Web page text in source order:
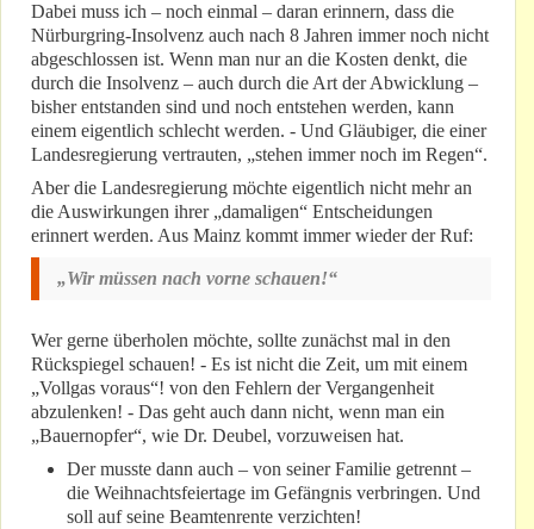
Dabei muss ich – noch einmal – daran erinnern, dass die
Nürburgring-Insolvenz auch nach 8 Jahren immer noch nicht
abgeschlossen ist. Wenn man nur an die Kosten denkt, die
durch die Insolvenz – auch durch die Art der Abwicklung –
bisher entstanden sind und noch entstehen werden, kann
einem eigentlich schlecht werden. - Und Gläubiger, die einer
Landesregierung vertrauten, „stehen immer noch im Regen“.
Aber die Landesregierung möchte eigentlich nicht mehr an
die Auswirkungen ihrer „damaligen“ Entscheidungen
erinnert werden. Aus Mainz kommt immer wieder der Ruf:
„Wir müssen nach vorne schauen!“
Wer gerne überholen möchte, sollte zunächst mal in den
Rückspiegel schauen! - Es ist nicht die Zeit, um mit einem
„Vollgas voraus“! von den Fehlern der Vergangenheit
abzulenken! - Das geht auch dann nicht, wenn man ein
„Bauernopfer“, wie Dr. Deubel, vorzuweisen hat.
Der musste dann auch – von seiner Familie getrennt –
die Weihnachtsfeiertage im Gefängnis verbringen. Und
soll auf seine Beamtenrente verzichten!